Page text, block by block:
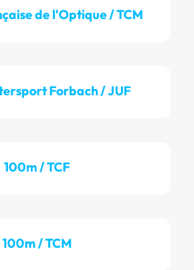
de l'Optique / TCM
Forbach / JUF
100m / TCF
100m / TCM